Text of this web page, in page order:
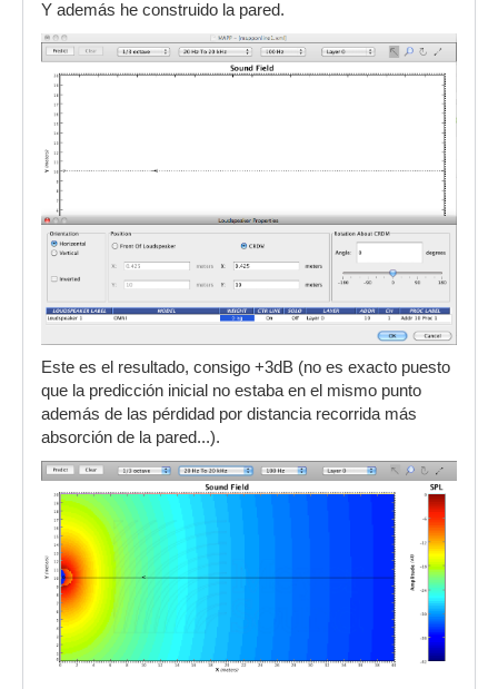
Y además he construido la pared.
Este es el resultado, consigo +3dB (no es exacto puesto
que la predicción inicial no estaba en el mismo punto
además de las pérdidad por distancia recorrida más
absorción de la pared...).